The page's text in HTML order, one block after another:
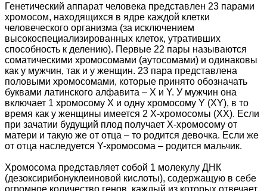
Генетический аппарат человека представлен 23 парами
хромосом, находящихся в ядре каждой клетки
человеческого организма (за исключением
высокоспециализированных клеток, утративших
способность к делению). Первые 22 пары называются
соматическими хромосомами (аутосомами) и одинаковы
как у мужчин, так и у женщин. 23 пара представлена
половыми хромосомами, которые принято обозначать
буквами латинского алфавита – X и Y. У мужчин она
включает 1 хромосому Х и одну хромосому Y (XY), в то
время как у женщины имеется 2 X-хромосомы (XX). Если
при зачатии будущий плод получает X-хромосому от
матери и такую же от отца – то родится девочка. Если же
от отца наследуется Y-хромосома – родится мальчик.
Хромосома представляет собой 1 молекулу ДНК
(дезоксирибонуклеиновой кислоты), содержащую в себе
огромное количество генов, каждый из которых отвечает